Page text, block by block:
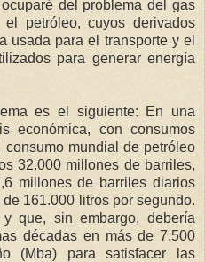
del problema del gas
petróleo, cuyos derivados
usada para el transporte y el
para generar energía
es el siguiente: En una
económica, con consumos
mundial de petróleo
32.000 millones de barriles,
millones de barriles diarios
161.000 litros por segundo.
que, sin embargo, debería
décadas en más de 7.500
(Mba) para satisfacer las